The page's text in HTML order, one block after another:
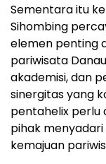
Sementara itu
Sihombing
elemen penting
pariwisata
akademisi, dan
sinergitas yang
pentahelix perlu
pihak
kemajuan